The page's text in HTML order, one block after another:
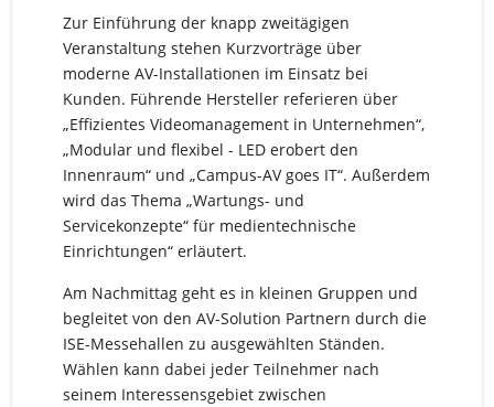
Zur Einführung der knapp zweitägigen
Veranstaltung stehen Kurzvorträge über
moderne AV-Installationen im Einsatz bei
Kunden. Führende Hersteller referieren über
„Effizientes Videomanagement in Unternehmen“,
„Modular und flexibel - LED erobert den
Innenraum“ und „Campus-AV goes IT“. Außerdem
wird das Thema „Wartungs- und
Servicekonzepte“ für medientechnische
Einrichtungen“ erläutert.
Am Nachmittag geht es in kleinen Gruppen und
begleitet von den AV-Solution Partnern durch die
ISE-Messehallen zu ausgewählten Ständen.
Wählen kann dabei jeder Teilnehmer nach
seinem Interessensgebiet zwischen